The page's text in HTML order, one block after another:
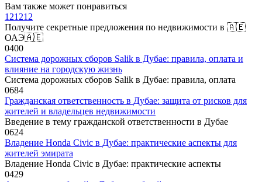
Вам также может понравиться
121212
Получите секретные предложения по недвижимости в 🇦🇪
ОАЭ🇦🇪
0400
Система дорожных сборов Salik в Дубае: правила, оплата и
влияние на городскую жизнь
Система дорожных сборов Salik в Дубае: правила, оплата
0684
Гражданская ответственность в Дубае: защита от рисков для
жителей и владельцев недвижимости
Введение в тему гражданской ответственности в Дубае
0624
Владение Honda Civic в Дубае: практические аспекты для
жителей эмирата
Владение Honda Civic в Дубае: практические аспекты
0429